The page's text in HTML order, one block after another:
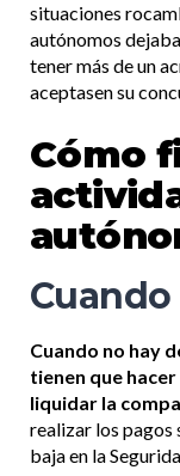
situaciones
autónomos
tener más de un
aceptasen su
Cómo
Cuando no hay
tienen que
liquidar la
realizar los pagos
baja en la